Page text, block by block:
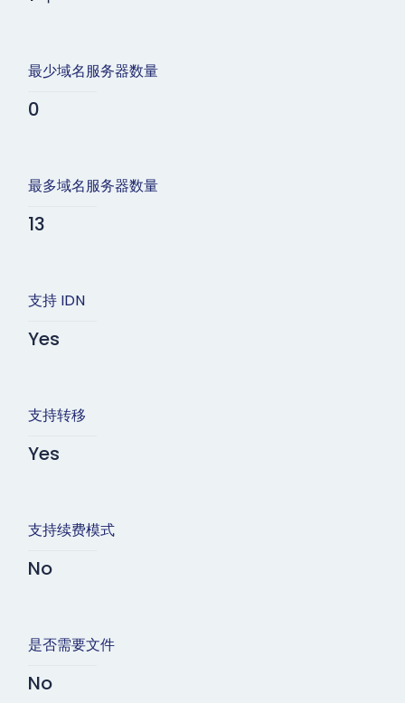
最少域名服务器数量
0
最多域名服务器数量
13
支持 IDN
Yes
支持转移
Yes
支持续费模式
No
是否需要文件
No